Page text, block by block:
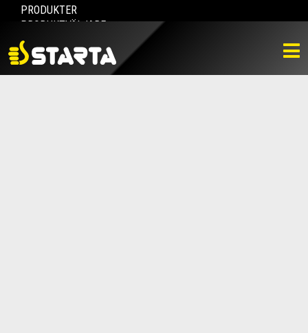
PRODUKTER
PRODUKTVÄLJARE
HITTA ÅTERFÖRSÄLJARE
NYHETER